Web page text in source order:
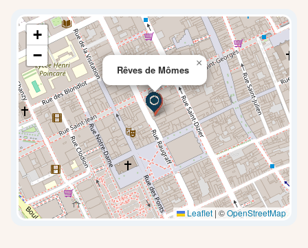
Rêves de Mômes
×
+
−
Leaflet | ©OpenStreetMap